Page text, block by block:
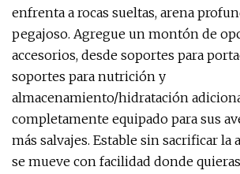
enfrenta a rocas sueltas, arena
pegajoso. Agregue un montón de
accesorios, desde soportes para
soportes para nutrición y
almacenamiento/hidratación
completamente equipado para sus
más salvajes. Estable sin sacrificar la
se mueve con facilidad donde